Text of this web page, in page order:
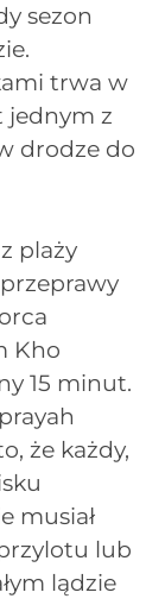
sezon
trwa w
jednym z
drodze do
plaży
Kho
15 minut.
że każdy,
musiał
lub
lądzie